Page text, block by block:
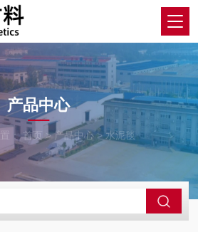
产品中心
：首页 >产品中心>水泥毯